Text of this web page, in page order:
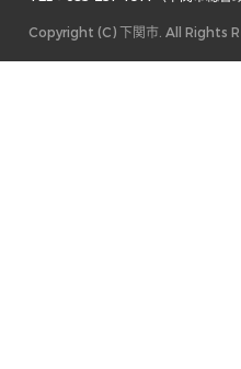
Copyright (C) 下関市. All Rights